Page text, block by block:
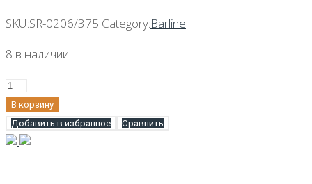
SKU:SR-0206/375 Category:Barline
8 в наличии
Количество
Сироп
Barline
Карамель
В корзину
Добавить в избранное
Сравнить